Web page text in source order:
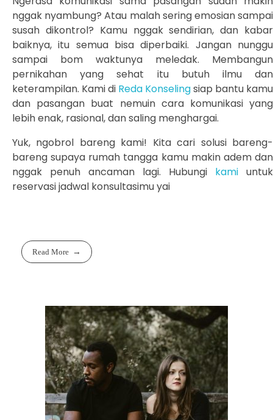
nggak nyambung? Atau malah sering emosian sampai
susah dikontrol? Kamu nggak sendirian, dan kabar
baiknya, itu semua bisa diperbaiki. Jangan nunggu
sampai bom waktunya meledak. Membangun
pernikahan yang sehat itu butuh ilmu dan
keterampilan. Kami di Reda Konselingsiap bantu kamu
dan pasangan buat nemuin cara komunikasi yang
lebih enak, rasional, dan saling menghargai.
Yuk, ngobrol bareng kami! Kita cari solusi bareng-
bareng supaya rumah tangga kamu makin adem dan
nggak penuh ancaman lagi. Hubungi kami untuk
reservasi jadwal konsultasimu yai
Read More